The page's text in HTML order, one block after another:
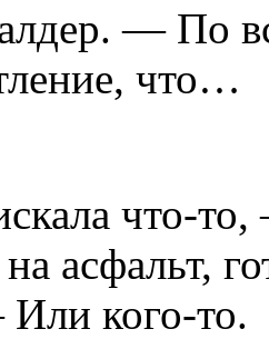
— По
что…
что-
асфальт,
кого-то.